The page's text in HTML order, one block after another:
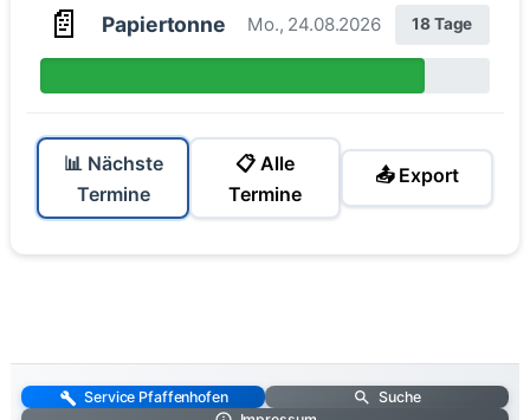
📄 Papiertonne Mo., 24.08.2026 18 Tage
📊 Nächste
Termine
📋 Alle
Termine
📤 Export
Service Pfaffenhofen
Suche